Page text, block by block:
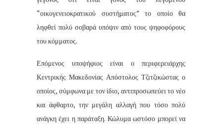
“οικογενειοκρατικού συστήματος” το οποίο θα
ληφθεί πολύ σοβαρά υπόψιν από τους ψηφοφόρους
του κόμματος.
Επόμενος υποψήφιος είναι ο περιφερειάρχης
Κεντρικής Μακεδονίας Απόστολος Τζιτζικώστας ο
οποίος, σύμφωνα με τον ίδιο, αντιπροσωπεύει το νέο
και άφθαρτο, την μεγάλη αλλαγή που τόσο πολύ
ανάγκη έχει η παράταξη. Κώλυμα ωστόσο μπορεί να